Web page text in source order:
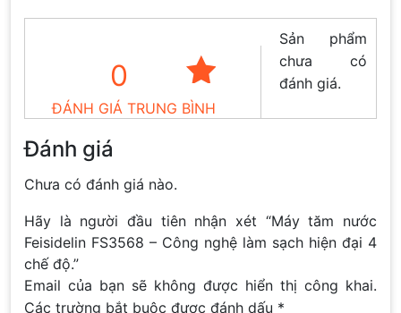
0
ĐÁNH GIÁ TRUNG BÌNH
Sản phẩm
chưa có
đánh giá.
Đánh giá
Chưa có đánh giá nào.
Hãy là người đầu tiên nhận xét “Máy tăm nước
Feisidelin FS3568 – Công nghệ làm sạch hiện đại 4
chế độ.”
Email của bạn sẽ không được hiển thị công khai.
Các trường bắt buộc được đánh dấu *